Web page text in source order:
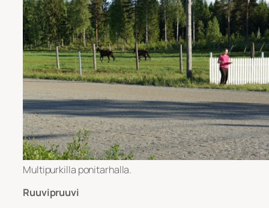
Multipurkilla ponitarhalla.
Ruuvipruuvi